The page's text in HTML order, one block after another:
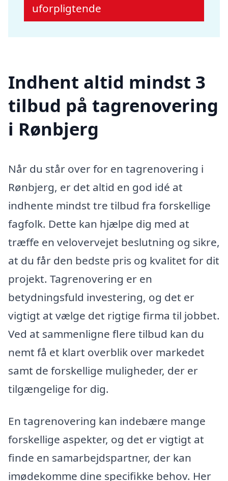
uforpligtende
Indhent altid mindst 3
tilbud på tagrenovering
i Rønbjerg
Når du står over for en tagrenovering i
Rønbjerg, er det altid en god idé at
indhente mindst tre tilbud fra forskellige
fagfolk. Dette kan hjælpe dig med at
træffe en velovervejet beslutning og sikre,
at du får den bedste pris og kvalitet for dit
projekt. Tagrenovering er en
betydningsfuld investering, og det er
vigtigt at vælge det rigtige firma til jobbet.
Ved at sammenligne flere tilbud kan du
nemt få et klart overblik over markedet
samt de forskellige muligheder, der er
tilgængelige for dig.
En tagrenovering kan indebære mange
forskellige aspekter, og det er vigtigt at
finde en samarbejdspartner, der kan
imødekomme dine specifikke behov. Her